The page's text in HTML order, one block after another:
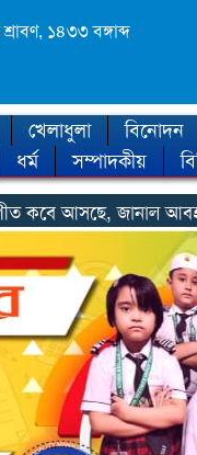
১৪৩৩ বঙ্গাব্দ
খেলাধুলা বিনোদন
ধর্ম সম্পাদকীয়
আবহাওয়া অফিস ◈